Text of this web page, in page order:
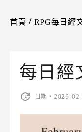
首頁 / RPG每日經
每日經
日期・2026-